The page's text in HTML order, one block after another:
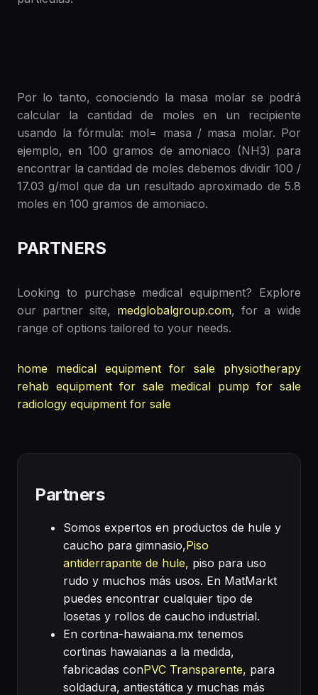
Por lo tanto, conociendo la masa molar se podrá
calcular la cantidad de moles en un recipiente
usando la fórmula: mol= masa / masa molar. Por
ejemplo, en 100 gramos de amoniaco (NH3) para
encontrar la cantidad de moles debemos dividir 100 /
17.03 g/mol que da un resultado aproximado de 5.8
moles en 100 gramos de amoniaco.
PARTNERS
Looking to purchase medical equipment? Explore
our partner site, medglobalgroup.com, for a wide
range of options tailored to your needs.
home medical equipment for sale
physiotherapy
rehab equipment for sale medical pump for sale
radiology equipment for sale
Partners
Somos expertos en productos de hule y
caucho para gimnasio,Piso
antiderrapante de hule, piso para uso
rudo y muchos más usos. En MatMarkt
puedes encontrar cualquier tipo de
losetas y rollos de caucho industrial.
En cortina-hawaiana.mx tenemos
cortinas hawaianas a la medida,
fabricadas conPVC Transparente, para
soldadura, antiestática y muchas más